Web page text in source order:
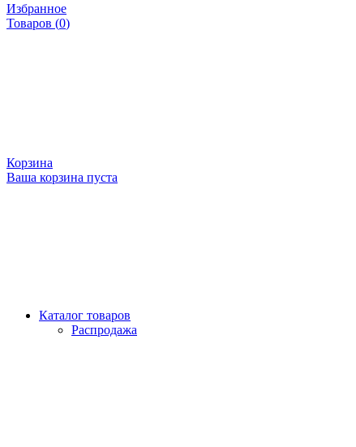
Избранное
Товаров (0)
Корзина
Ваша корзина пуста
Каталог товаров
Распродажа